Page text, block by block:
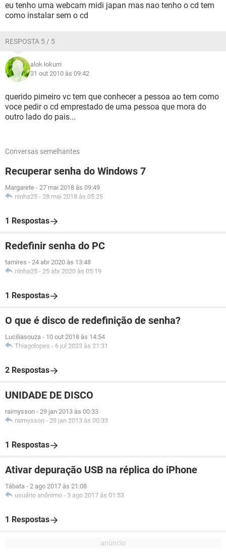
eu tenho uma webcam midi japan mas nao tenho o cd tem
como instalar sem o cd
RESPOSTA 5 / 5
alok lokurri
31 out 2010 às 09:42
querido pimeiro vc tem que conhecer a pessoa ao tem como
voce pedir o cd emprestado de uma pessoa que mora do
outro lado do pais...
Conversas semelhantes
Recuperar senha do Windows 7
Margarete - 27 mai 2018 às 09:49
ninha25 - 28 mai 2018 às 05:25
1 Respostas
Redefinir senha do PC
tamires - 24 abr 2020 às 13:48
ninha25 - 25 abr 2020 às 05:19
1 Respostas
O que é disco de redefinição de senha?
Luciliasouza - 10 out 2018 às 14:54
Thiagolopes - 6 jul 2023 às 21:31
2 Respostas
UNIDADE DE DISCO
raimysson - 29 jan 2013 às 00:33
raimysson - 29 jan 2013 às 00:33
1 Respostas
Ativar depuração USB na réplica do iPhone
Tábata - 2 ago 2017 às 21:08
usuário anônimo - 3 ago 2017 às 01:53
1 Respostas